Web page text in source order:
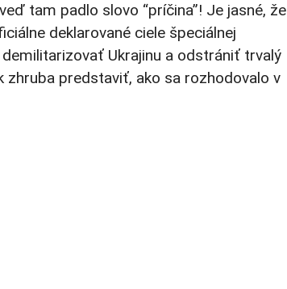
tam padlo slovo “príčina”! Je jasné, že
deklarované ciele špeciálnej
Ukrajinu a odstrániť trvalý
predstaviť, ako sa rozhodovalo v